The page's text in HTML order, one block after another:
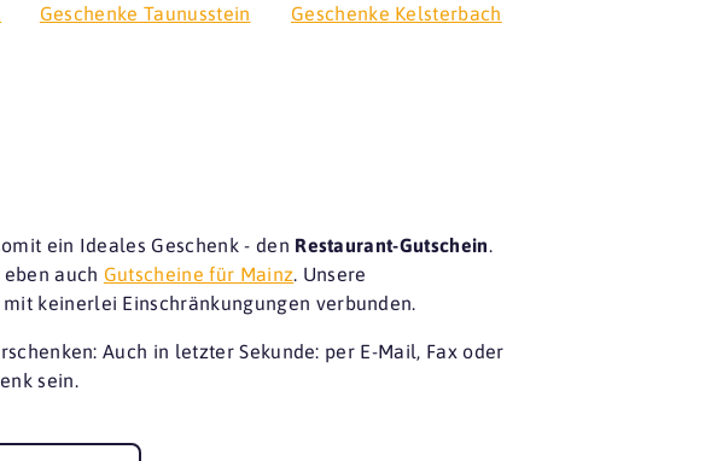
Geschenke Taunusstein Geschenke Kelsterbach
ein Ideales Geschenk - den Restaurant-Gutschein
auch Gutscheine für Mainz . Unsere
keinerlei Einschränkungungen verbunden.
Auch in letzter Sekunde: per E-Mail, Fax oder
sein.